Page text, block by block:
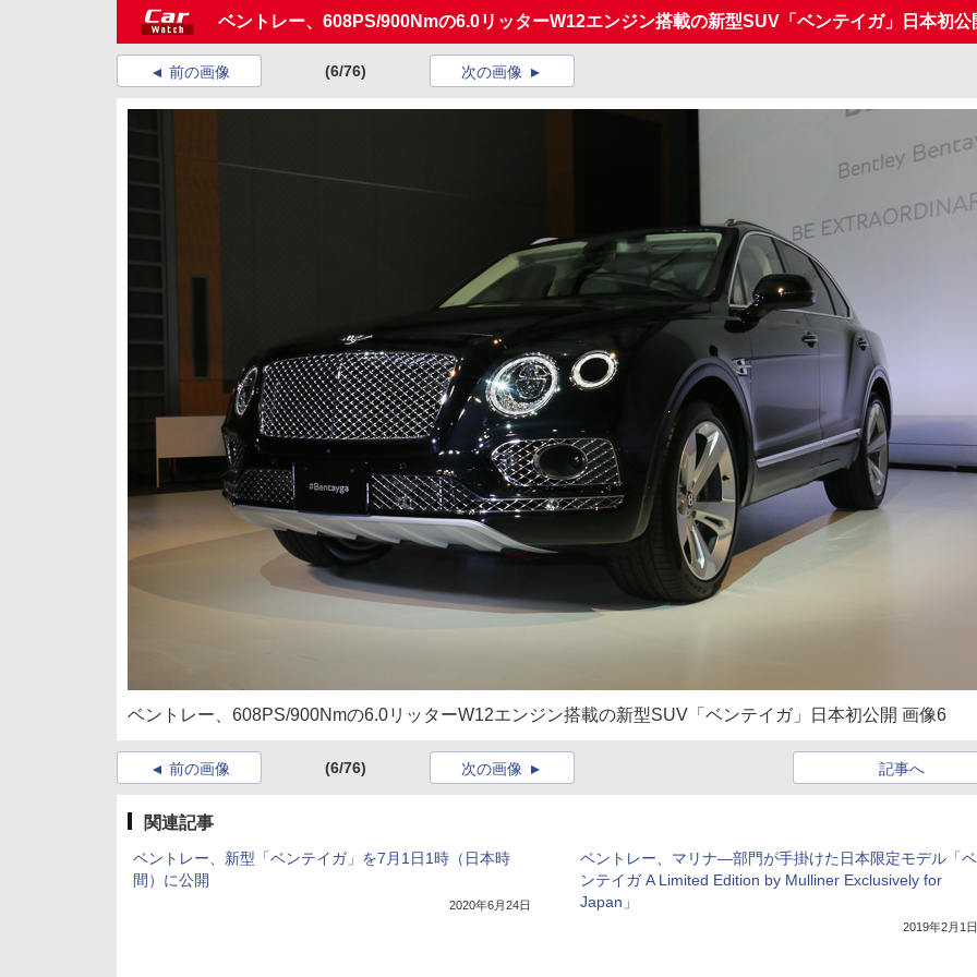
ベントレー、608PS/900Nmの6.0リッターW12エンジン搭載の新型SUV「ベンテイガ」日本初公
前の画像 (6/76) 次の画像
ベントレー、608PS/900Nmの6.0リッターW12エンジン搭載の新型SUV「ベンテイガ」日本初公開 画像6
前の画像 (6/76) 記事へ
次の画像
関連記事
ベントレー、新型「ベンテイガ」を7月1日1時（日本時
間）に公開
2020年6月24日
ベントレー、マリナ―部門が手掛けた日本限定モデル「ベ
ンテイガ A Limited Edition by Mulliner Exclusively for
Japan」
2019年2月1日